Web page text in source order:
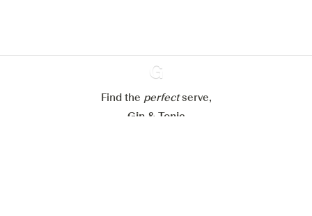
Ginventory
Find the perfectserve,
Gin & Tonic
Alle Cookies akzeptieren